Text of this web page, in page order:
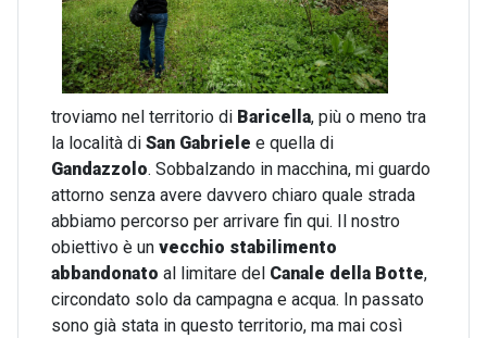
troviamo nel territorio di Baricella, più o meno tra
la località di San Gabriele e quella di
Gandazzolo. Sobbalzando in macchina, mi guardo
attorno senza avere davvero chiaro quale strada
abbiamo percorso per arrivare fin qui. Il nostro
obiettivo è un vecchio stabilimento
abbandonato al limitare del Canale della Botte,
circondato solo da campagna e acqua. In passato
sono già stata in questo territorio, ma mai così